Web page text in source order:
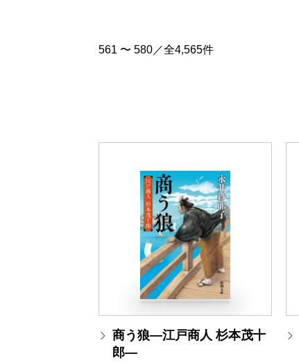
561 〜 580／全4,565件
商う狼―江戸商人 杉本茂十
郎―